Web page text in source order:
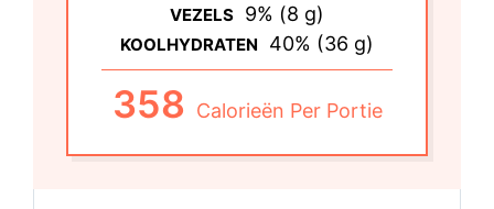
VEZELS 9% (8 g)
KOOLHYDRATEN 40% (36 g)
358 Calorieën Per Portie